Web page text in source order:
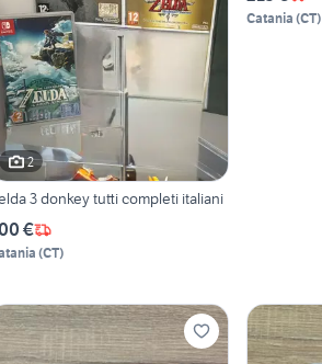
2
3 donkey tutti completi italiani
€
(CT)
Catania (CT)